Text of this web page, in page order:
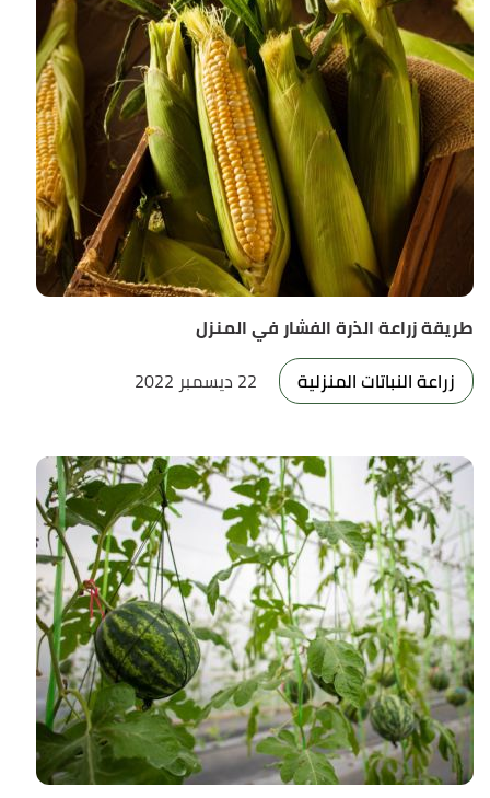
طريقة زراعة الذرة الفشار في المنزل
زراعة النباتات المنزلية
22 ديسمبر 2022